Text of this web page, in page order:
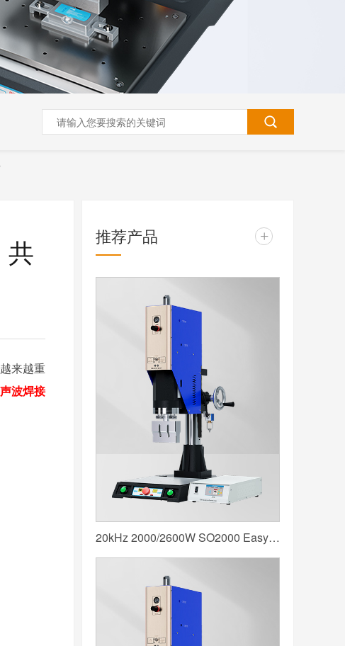
来越重
波焊接
推荐产品 +
20kHz 2000/2600W SO2000 Easy 声峰超声波焊接机 数字 圆立柱 蓝